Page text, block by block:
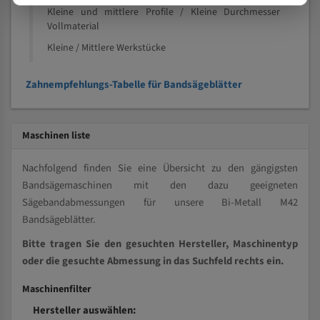
Kleine und mittlere Profile / Kleine Durchmesser
Vollmaterial
Kleine / Mittlere Werkstücke
Zahnempfehlungs-Tabelle für Bandsägeblätter
Maschinen liste
Nachfolgend finden Sie eine Übersicht zu den gängigsten
Bandsägemaschinen mit den dazu geeigneten
Sägebandabmessungen für unsere Bi-Metall M42
Bandsägeblätter.
Bitte tragen Sie den gesuchten Hersteller, Maschinentyp
oder die gesuchte Abmessung in das Suchfeld rechts ein.
Maschinenfilter
Hersteller auswählen: